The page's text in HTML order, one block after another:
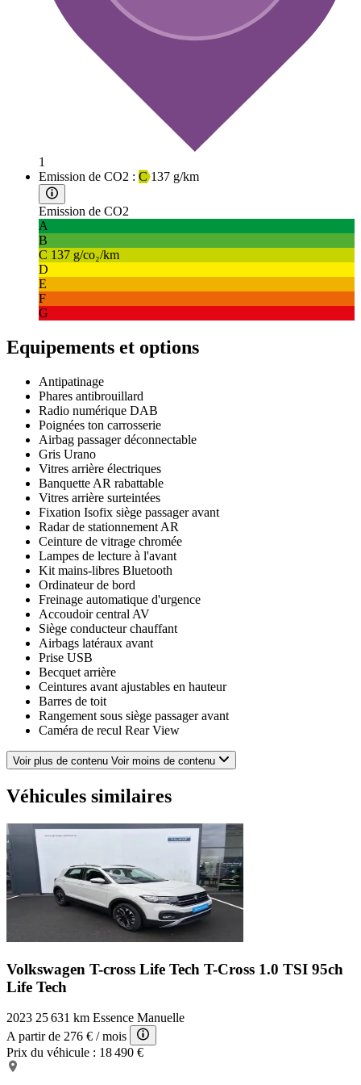
1
Emission de CO2 : C137 g/km
Emission de CO2
A
B
C 137 g/co₂/km
D
E
F
G
Equipements et options
Antipatinage
Phares antibrouillard
Radio numérique DAB
Poignées ton carrosserie
Airbag passager déconnectable
Gris Urano
Vitres arrière électriques
Banquette AR rabattable
Vitres arrière surteintées
Fixation Isofix siège passager avant
Radar de stationnement AR
Ceinture de vitrage chromée
Lampes de lecture à l'avant
Kit mains-libres Bluetooth
Ordinateur de bord
Freinage automatique d'urgence
Accoudoir central AV
Siège conducteur chauffant
Airbags latéraux avant
Prise USB
Becquet arrière
Ceintures avant ajustables en hauteur
Barres de toit
Rangement sous siège passager avant
Caméra de recul Rear View
Eclairage statique d'intersection
Rétroviseurs électriques
Frein à main en cuir
Banquette 1/3-2/3
Température extérieure
Verrouillage centralisé des portes
Système d'accès sans clé
Assistance de maintien de trajectoire
Airbags rideaux
Régulateur de vitesse adaptatif
Ecran tactile
Démarrage sans clé
Boucliers AV et AR couleur caisse
Fonction MP3
Siège conducteur avec réglage lombaire
Rétroviseurs ext. indexés à la marche AR
Volant cuir
Radio
Voir plus de contenu Voir moins de contenu
Véhicules similaires
Volkswagen T-cross Life Tech T-Cross 1.0 TSI 95ch
Life Tech
2023 25 631 km Essence Manuelle
A partir de 276 € / mois
Prix du véhicule : 18 490 €